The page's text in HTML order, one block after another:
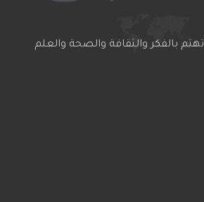
بالفكر والثقافة والصحة والعلم